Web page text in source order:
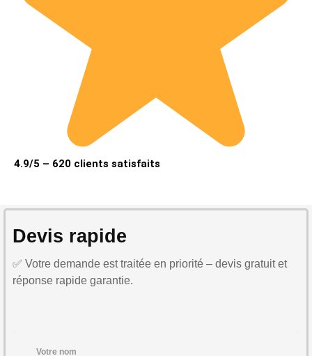
4.9/5 – 620 clients satisfaits
Devis rapide
✅ Votre demande est traitée en priorité – devis gratuit et
réponse rapide garantie.
Votre nom